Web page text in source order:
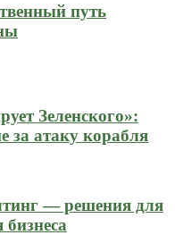
путь
Зеленского»:
за атаку корабля
— решения для